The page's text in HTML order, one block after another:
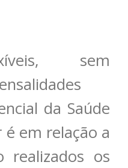
sem
da Saúde
é em relação a
realizados os